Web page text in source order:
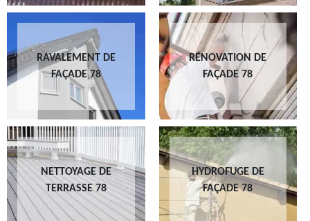
RAVALEMENT DE
FAÇADE 78
RÉNOVATION DE
FAÇADE 78
NETTOYAGE DE
TERRASSE 78
HYDROFUGE DE
FAÇADE 78